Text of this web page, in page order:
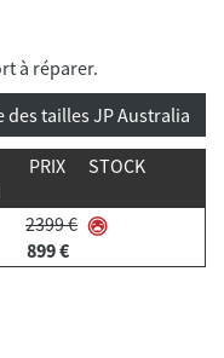
à réparer.
des tailles JP Australia
PRIX STOCK
2399 €
899 €